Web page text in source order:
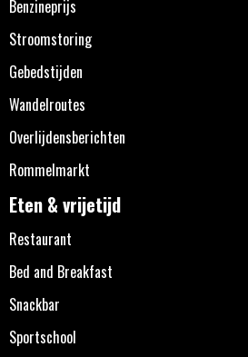
Benzineprijs
Stroomstoring
Gebedstijden
Wandelroutes
Overlijdensberichten
Rommelmarkt
Eten & vrijetijd
Restaurant
Bed and Breakfast
Snackbar
Sportschool